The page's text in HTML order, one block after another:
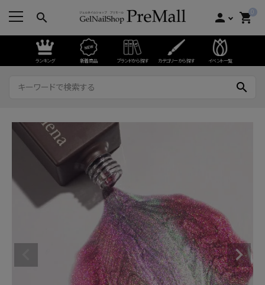
search person 0
shopping_cart
ランキング 新着商品 ブランドから探す カテゴリーから探す イベント一覧
search